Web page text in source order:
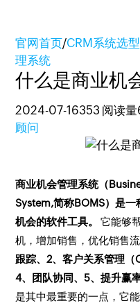
官网首页/CRM系统选型
理系统
什么是商业机
2024-07-16353 阅读量
顾问
商业机会管理系统（
System,简称BOMS）是
机会的软件工具。
它能够
机，增加销售，优化销售
跟踪、2、客户关系管理（
4、团队协同、5、提升赢
是其中最重要的一点，它